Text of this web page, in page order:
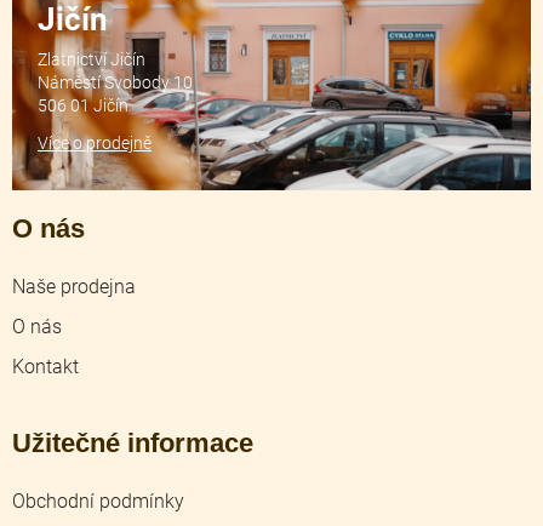
O nás
Naše prodejna
O nás
Kontakt
Užitečné informace
Obchodní podmínky
Jičín
Zlatnictví Jičín
Náměstí Svobody 10
506 01 Jičín
Více o prodejně